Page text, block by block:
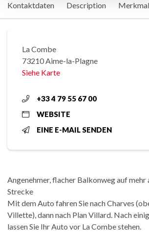
Kontaktdaten Description
La Combe
73210 Aime-la-Plagne
Siehe Karte
+33 4 79 55 67 00
WEBSITE
EINE E-MAIL SENDEN
Angenehmer, flacher Balkonweg auf
Strecke
Mit dem Auto fahren Sie nach Charves
Villette), dann nach Plan Villard. Nach
lassen Sie Ihr Auto vor La Combe stehen.